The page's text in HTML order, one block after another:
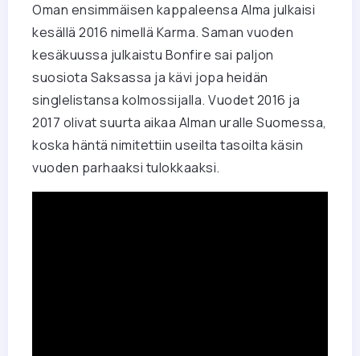
Oman ensimmäisen kappaleensa Alma julkaisi
kesällä 2016 nimellä Karma. Saman vuoden
kesäkuussa julkaistu Bonfire sai paljon
suosiota Saksassa ja kävi jopa heidän
singlelistansa kolmossijalla. Vuodet 2016 ja
2017 olivat suurta aikaa Alman uralle Suomessa,
koska häntä nimitettiin useilta tasoilta käsin
vuoden parhaaksi tulokkaaksi.